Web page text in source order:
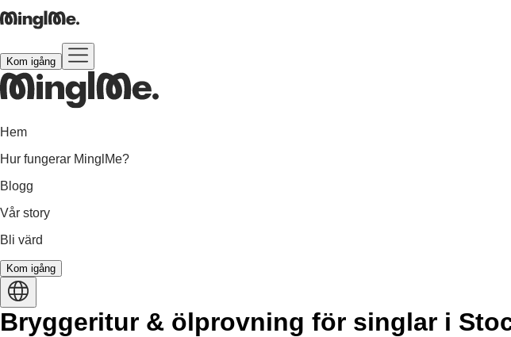
Kom igång
Hem
Hur fungerar MinglMe?
Blogg
Vår story
Bli värd
Kom igång
Bryggeritur & ölprovning för singlar i